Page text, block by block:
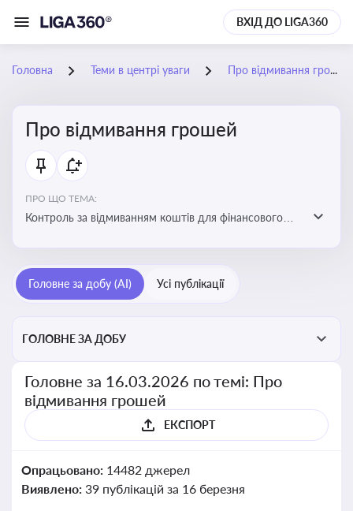
ВХІД ДО LIGA360
Головна Теми в центрі уваги Про відмивання грошей
Про відмивання грошей
ПРО ЩО ТЕМА:
Контроль за відмиванням коштів для фінансового
сплати податків. Вбудовування AML у договори та
Головне за добу (AI) Усі публікації
ГОЛОВНЕ ЗА ДОБУ
Головне за 16.03.2026 по темі: Про
відмивання грошей
ЕКСПОРТ
Опрацьовано: 14482 джерел
Виявлено: 39 публікацій за 16 березня